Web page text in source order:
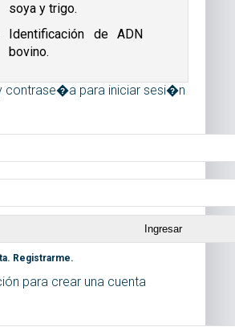
soya y trigo.
Identificación de ADN
bovino.
contrase�a para iniciar sesi�n
Registrarme.
para crear una cuenta